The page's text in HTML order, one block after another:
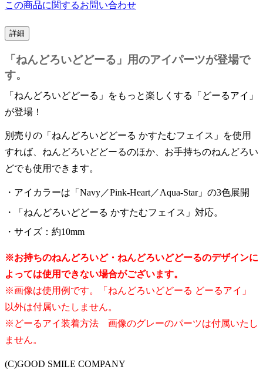
この商品に関するお問い合わせ
詳細
「ねんどろいどどーる」用のアイパーツが登場で
す。
「ねんどろいどどーる」をもっと楽しくする「どーるアイ」
が登場！
別売りの「ねんどろいどどーる かすたむフェイス」を使用
すれば、ねんどろいどどーるのほか、お手持ちのねんどろい
どでも使用できます。
アイカラーは「Navy／Pink‐Heart／Aqua‐Star」の3色展開
「ねんどろいどどーる かすたむフェイス」対応。
サイズ：約10mm
※お持ちのねんどろいど・ねんどろいどどーるのデザインに
よっては使用できない場合がございます。
※画像は使用例です。「ねんどろいどどーる どーるアイ」
以外は付属いたしません。
※どーるアイ装着方法 画像のグレーのパーツは付属いたし
ません。
(C)GOOD SMILE COMPANY